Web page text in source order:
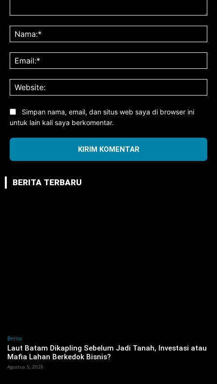
Simpan nama, email, dan situs web saya di browser ini
untuk lain kali saya berkomentar.
BERITA TERBARU
Berita
‎Laut Batam Dikapling Sebelum Jadi Tanah, Investasi atau
Mafia Lahan Berkedok Bisnis?
Agustus 5, 2026